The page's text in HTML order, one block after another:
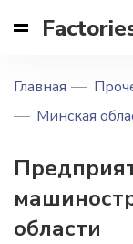
Главная
Минская
области